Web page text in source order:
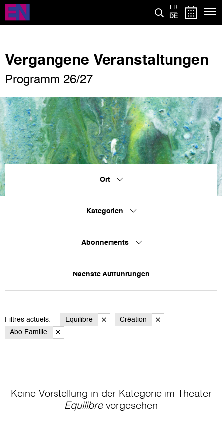
Direkt
zum
Inhalt
FR
DE
Vergangene Veranstaltungen
Programm 26/27
Ort
Kategorien
Abonnements
Nächste Aufführungen
Filtres actuels: Equilibre
Création
Abo Famille
Keine Vorstellung in der Kategorie im Theater
Equilibrevorgesehen